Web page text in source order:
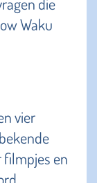
Waku
vier
filmpjes en